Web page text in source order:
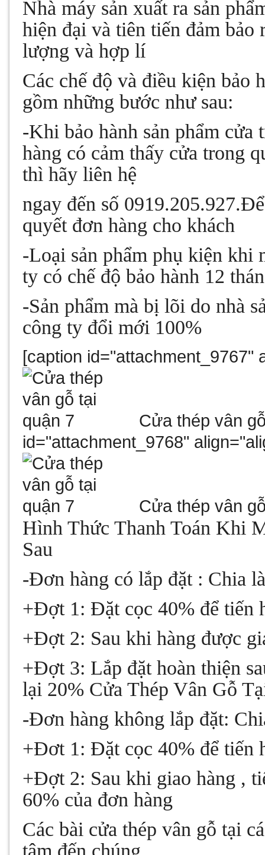
Nhà máy sản xuất ra sản
hiện đại và tiên tiến đảm bảo
lượng và hợp lí
Các chế độ và điều kiện bảo
gồm những bước như sau:
-Khi bảo hành sản phẩm cửa
hàng có cảm thấy cửa trong
thì hãy liên hệ
ngay đến số
quyết đơn hàng cho khách
-Loại sản phẩm phụ kiện khi
ty có chế độ bảo hành 12
-Sản phẩm mà bị lõi do nhà
công ty đổi mới 100%
[caption id="attachment_9767"
Cửa thép vân
id="attachment_9768"
Cửa thép vân
Hình Thức Thanh Toán Khi
Sau
-Đơn hàng có lắp đặt : Chia
+Đợt 1: Đặt cọc 40% để tiến
+Đợt 2: Sau khi hàng được
+Đợt 3: Lắp đặt hoàn thiện
lại 20% Cửa Thép Vân Gỗ
-Đơn hàng không lắp đặt:
+Đơt 1: Đặt cọc 40% để tiến
+Đợt 2: Sau khi giao hàng ,
60% của đơn hàng
Các bài cửa thép vân gỗ tại
tâm đến chúng